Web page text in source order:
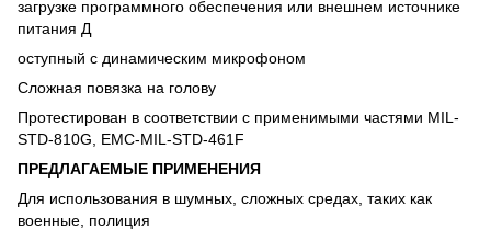
загрузке программного обеспечения или внешнем источнике
питания Д
оступный с динамическим микрофоном
Сложная повязка на голову
Протестирован в соответствии с применимыми частями MIL-
STD-810G, EMC-MIL-STD-461F
ПРЕДЛАГАЕМЫЕ ПРИМЕНЕНИЯ
Для использования в шумных, сложных средах, таких как
военные, полиция